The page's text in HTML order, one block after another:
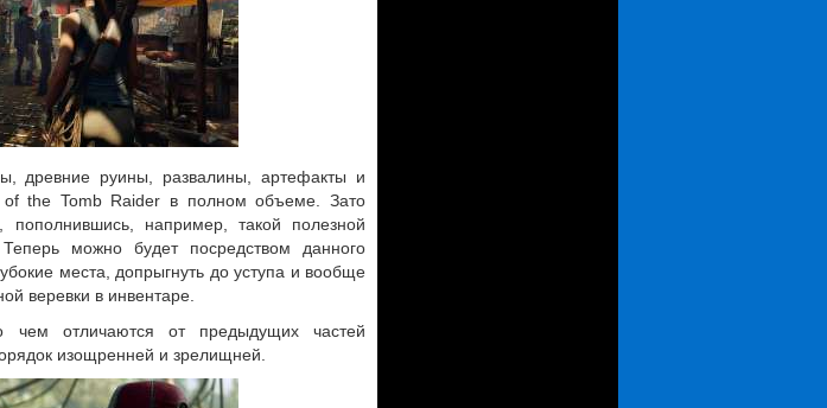
древние руины, развалины, артефакты и
of the Tomb Raider в полном объеме. Зато
например, такой полезной
можно будет посредством данного
места, допрыгнуть до уступа и вообще
веревки в инвентаре.
чем отличаются от предыдущих частей
изощренней и зрелищней.